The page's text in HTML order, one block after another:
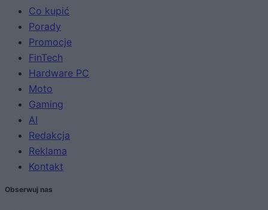
Co kupić
Porady
Promocje
FinTech
Hardware PC
Moto
Gaming
AI
Redakcja
Reklama
Kontakt
Obserwuj nas